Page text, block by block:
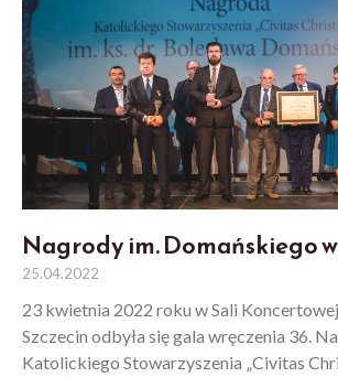
Nagrody im. Domańskiego
25.04.2022
23 kwietnia 2022 roku w Sali
Szczecin odbyła się gala wręczenia 36.
Katolickiego Stowarzyszenia „Civitas